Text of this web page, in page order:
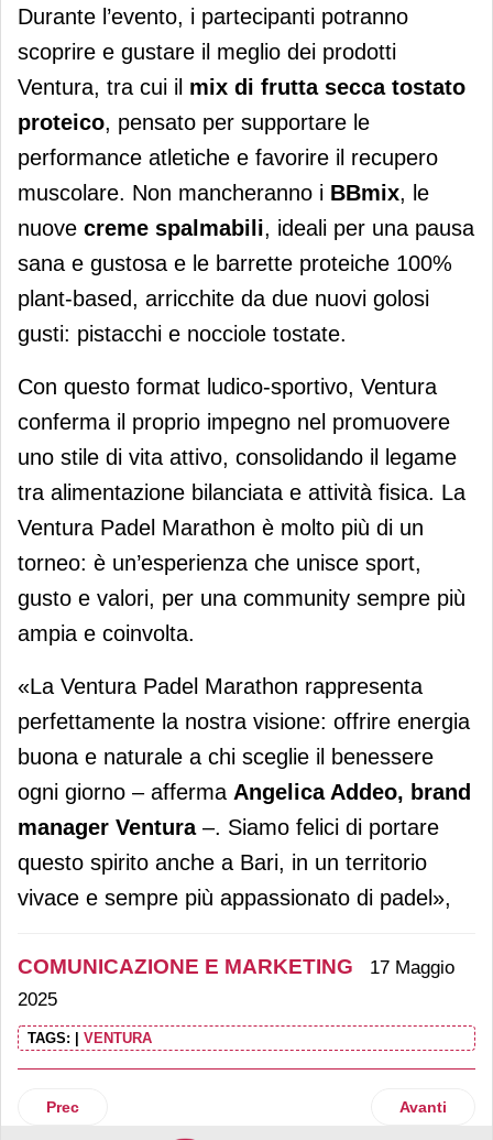
Durante l’evento, i partecipanti potranno
scoprire e gustare il meglio dei prodotti
Ventura, tra cui il mix di frutta secca tostato
proteico, pensato per supportare le
performance atletiche e favorire il recupero
muscolare. Non mancheranno i BBmix, le
nuove creme spalmabili, ideali per una pausa
sana e gustosa e le barrette proteiche 100%
plant-based, arricchite da due nuovi golosi
gusti: pistacchi e nocciole tostate.
Con questo format ludico-sportivo, Ventura
conferma il proprio impegno nel promuovere
uno stile di vita attivo, consolidando il legame
tra alimentazione bilanciata e attività fisica. La
Ventura Padel Marathon è molto più di un
torneo: è un’esperienza che unisce sport,
gusto e valori, per una community sempre più
ampia e coinvolta.
«La Ventura Padel Marathon rappresenta
perfettamente la nostra visione: offrire energia
buona e naturale a chi sceglie il benessere
ogni giorno – afferma Angelica Addeo, brand
manager Ventura–. Siamo felici di portare
questo spirito anche a Bari, in un territorio
vivace e sempre più appassionato di padel»,
COMUNICAZIONE E MARKETING
17 Maggio
2025
TAGS: VENTURA
Articolo precedente: Castel Guelfo The Style Outlets corre
Prec Articolo
Avanti